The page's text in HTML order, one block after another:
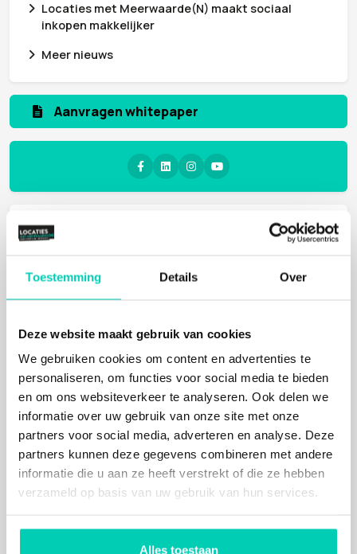
Toestemming Details Over
Deze website maakt gebruik van cookies
We gebruiken cookies om content en advertenties te
personaliseren, om functies voor social media te bieden
en om ons websiteverkeer te analyseren. Ook delen we
informatie over uw gebruik van onze site met onze
partners voor social media, adverteren en analyse. Deze
partners kunnen deze gegevens combineren met andere
informatie die u aan ze heeft verstrekt of die ze hebben
verzameld op basis van uw gebruik van hun services.
Alles toestaan
Locaties met Meerwaarde(N) maakt sociaal
inkopen makkelijker
Meer nieuws
Aanvragen whitepaper
Zoeken op kaart